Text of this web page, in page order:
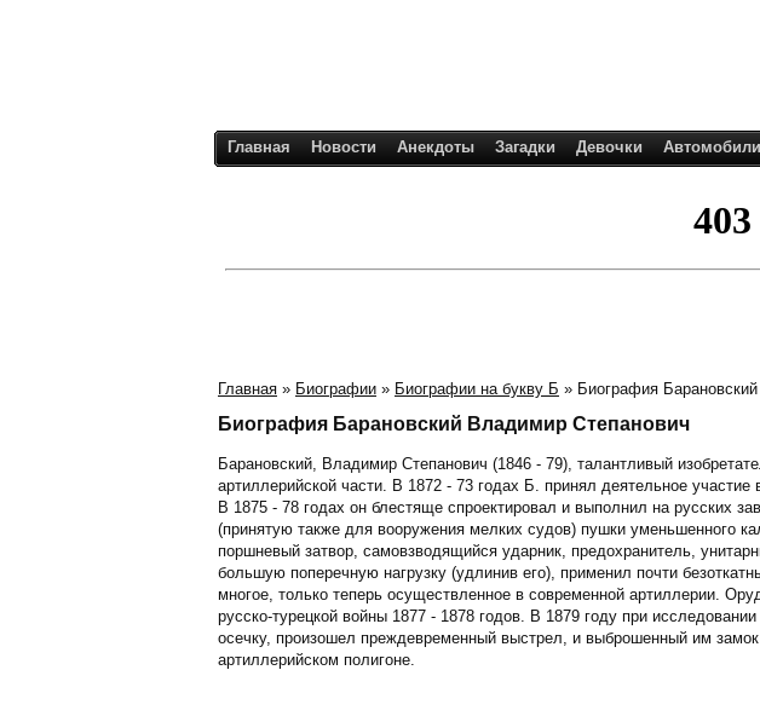
Главная Новости Анекдоты Загадки Девочки Автомобили
Главная » Биографии » Биографии на букву Б » Биография
Биография Барановский Владимир Степанович
Барановский, Владимир Степанович (1846 - 79), талантливый
артиллерийской части. В 1872 - 73 годах Б. принял деятельное участие
В 1875 - 78 годах он блестяще спроектировал и выполнил на русских
(принятую также для вооружения мелких судов) пушки уменьшенного
поршневый затвор, самовзводящийся ударник, предохранитель,
большую поперечную нагрузку (удлинив его), применил почти
многое, только теперь осуществленное в современной артиллерии.
русско-турецкой войны 1877 - 1878 годов. В 1879 году при
осечку, произошел преждевременный выстрел, и выброшенный им
артиллерийском полигоне.